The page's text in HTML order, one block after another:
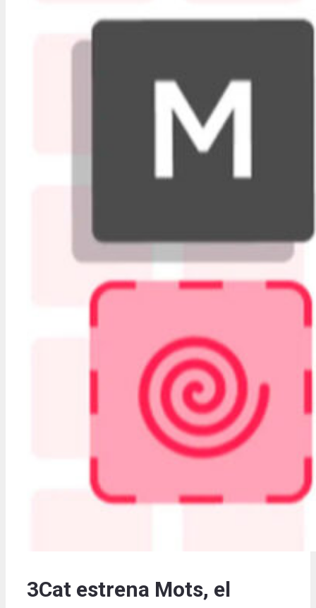
3Cat estrena Mots, el